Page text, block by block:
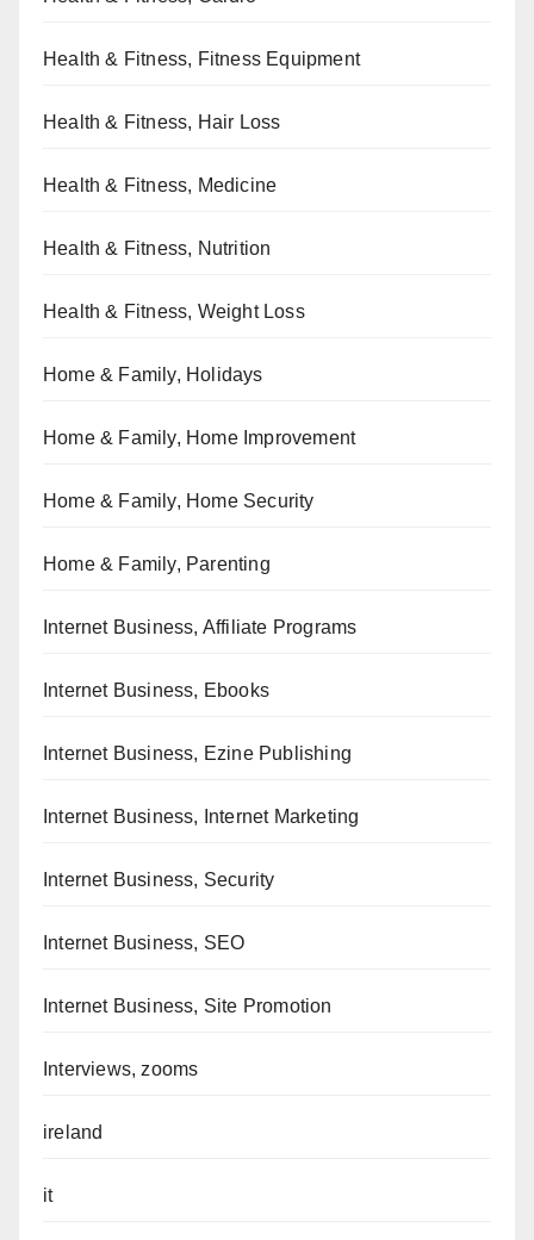
Health & Fitness, Fitness Equipment
Health & Fitness, Hair Loss
Health & Fitness, Medicine
Health & Fitness, Nutrition
Health & Fitness, Weight Loss
Home & Family, Holidays
Home & Family, Home Improvement
Home & Family, Home Security
Home & Family, Parenting
Internet Business, Affiliate Programs
Internet Business, Ebooks
Internet Business, Ezine Publishing
Internet Business, Internet Marketing
Internet Business, Security
Internet Business, SEO
Internet Business, Site Promotion
Interviews, zooms
ireland
it